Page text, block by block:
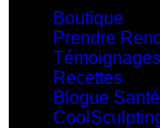
Boutique
Prendre
Recettes
Blogue Santé